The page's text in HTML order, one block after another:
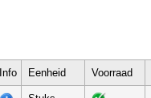
Info Eenheid Voorraad